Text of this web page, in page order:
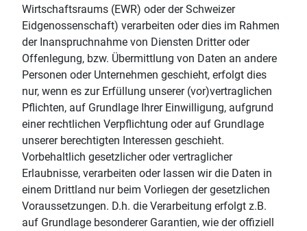
Wirtschaftsraums (EWR) oder der Schweizer
Eidgenossenschaft) verarbeiten oder dies im Rahmen
der Inanspruchnahme von Diensten Dritter oder
Offenlegung, bzw. Übermittlung von Daten an andere
Personen oder Unternehmen geschieht, erfolgt dies
nur, wenn es zur Erfüllung unserer (vor)vertraglichen
Pflichten, auf Grundlage Ihrer Einwilligung, aufgrund
einer rechtlichen Verpflichtung oder auf Grundlage
unserer berechtigten Interessen geschieht.
Vorbehaltlich gesetzlicher oder vertraglicher
Erlaubnisse, verarbeiten oder lassen wir die Daten in
einem Drittland nur beim Vorliegen der gesetzlichen
Voraussetzungen. D.h. die Verarbeitung erfolgt z.B.
auf Grundlage besonderer Garantien, wie der offiziell